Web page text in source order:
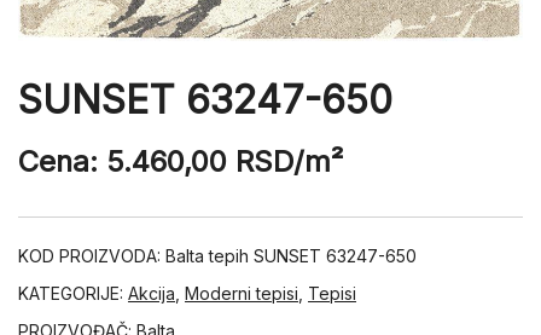
SUNSET 63247-650
Cena: 5.460,00 RSD/m²
KOD PROIZVODA: Balta tepih SUNSET 63247-650
KATEGORIJE: Akcija Moderni tepisi Tepisi